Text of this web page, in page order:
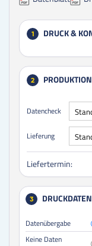
1 DRUCK &
2
Datencheck
Lieferung
Liefertermin:
3 DRUCKDATEN
Datenübergabe
Keine Daten